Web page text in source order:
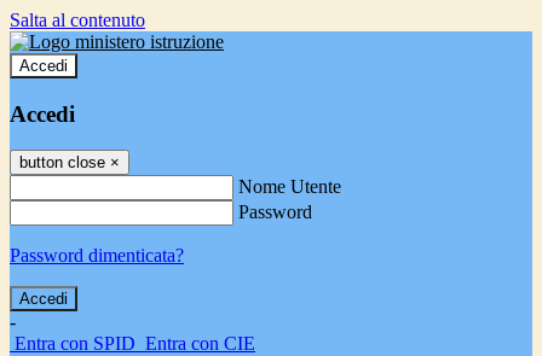
Salta al contenuto
Accedi
Accedi
button close ×
Nome Utente
Password
Password dimenticata?
-
Entra con SPID Entra con CIE